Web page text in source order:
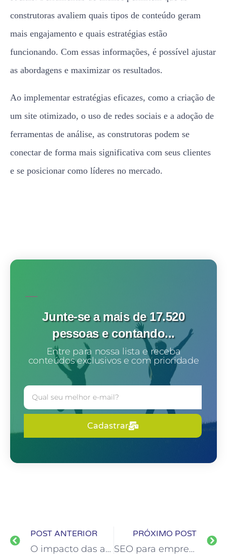
construtoras avaliem quais tipos de conteúdo geram
mais engajamento e quais estratégias estão
funcionando. Com essas informações, é possível ajustar
as abordagens e maximizar os resultados.
Ao implementar estratégias eficazes, como a criação de
um site otimizado, o uso de redes sociais e a adoção de
ferramentas de análise, as construtoras podem se
conectar de forma mais significativa com seus clientes
e se posicionar como líderes no mercado.
Junte-se a mais de 17.520
pessoas e contando...
Entre para nossa lista e receba
conteúdos exclusivos e com prioridade
Cadastrar
POST ANTERIOR
O impacto das avaliações online nas vendas imobiliárias
PRÓXIMO POST
SEO para empresas locais: como rankear melhor no Google